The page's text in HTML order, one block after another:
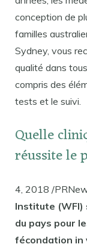
conception de
familles
Sydney, vous
qualité dans
compris des
tests et le suivi.
Quelle
réussite le
4, 2018 /
Institute (WFI)
du pays pour
fécondation in